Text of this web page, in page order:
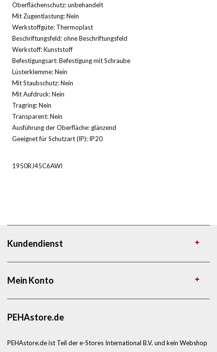
Oberflächenschutz: unbehandelt
Mit Zugentlastung: Nein
Werkstoffgüte: Thermoplast
Beschriftungsfeld: ohne Beschriftungsfeld
Werkstoff: Kunststoff
Befestigungsart: Befestigung mit Schraube
Lüsterklemme: Nein
Mit Staubschutz: Nein
Mit Aufdruck: Nein
Tragring: Nein
Transparent: Nein
Ausführung der Oberfläche: glänzend
Geeignet für Schutzart (IP): IP20
1950RJ45C6AWI
Kundendienst
Mein Konto
PEHAstore.de
PEHAstore.de ist Teil der e-Stores International B.V. und kein Webshop